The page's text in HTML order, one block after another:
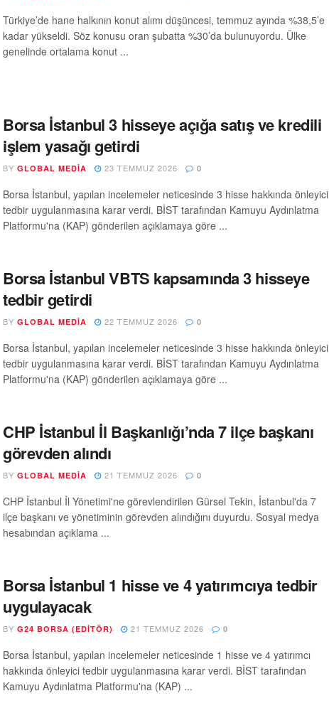
Türkiye’de hane halkının konut alımı düşüncesi, temmuz ayında %38,5’e
kadar yükseldi. Söz konusu oran şubatta %30’da bulunuyordu. Ülke
genelinde ortalama konut ...
Borsa İstanbul 3 hisseye açığa satış ve kredili
işlem yasağı getirdi
BY GLOBAL MEDIA 23 TEMMUZ 2026 0
Borsa İstanbul, yapılan incelemeler neticesinde 3 hisse hakkında önleyici
tedbir uygulanmasına karar verdi. BİST tarafından Kamuyu Aydınlatma
Platformu'na (KAP) gönderilen açıklamaya göre ...
Borsa İstanbul VBTS kapsamında 3 hisseye
tedbir getirdi
BY GLOBAL MEDIA 22 TEMMUZ 2026 0
Borsa İstanbul, yapılan incelemeler neticesinde 3 hisse hakkında önleyici
tedbir uygulanmasına karar verdi. BİST tarafından Kamuyu Aydınlatma
Platformu'na (KAP) gönderilen açıklamaya göre ...
CHP İstanbul İl Başkanlığı’nda 7 ilçe başkanı
görevden alındı
BY GLOBAL MEDIA 21 TEMMUZ 2026 0
CHP İstanbul İl Yönetimi'ne görevlendirilen Gürsel Tekin, İstanbul'da 7
ilçe başkanı ve yönetiminin görevden alındığını duyurdu. Sosyal medya
hesabından açıklama ...
Borsa İstanbul 1 hisse ve 4 yatırımcıya tedbir
uygulayacak
BY G24 BORSA (EDITÖR) 21 TEMMUZ 2026 0
Borsa İstanbul, yapılan incelemeler neticesinde 1 hisse ve 4 yatırımcı
hakkında önleyici tedbir uygulanmasına karar verdi. BİST tarafından
Kamuyu Aydınlatma Platformu'na (KAP) ...